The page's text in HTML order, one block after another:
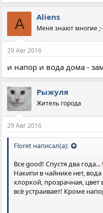
A Aliens
Меня знают многие
29 Авг 2016
и напор и вода дома -
Рыжуля
Житель города
29 Авг 2016
Floret написал(а):
Все good! Спустя два года...
Накипи в чайнике нет,
хлоркой, прозрачная,
всё устраивает! Кроме